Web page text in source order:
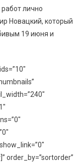
лично
Новацкий, который
19 июня и
order_by=”sortorder”